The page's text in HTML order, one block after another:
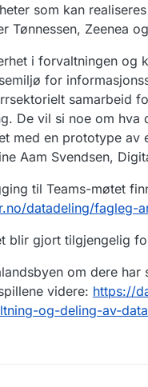
som kan
Tønnessen, Zeenea
i forvaltningen
for
samarbeid
De vil si noe om
med en prototype av
Aam Svendsen,
til Teams-møtet
datadeling/fagleg-
blir gjort tilgjengelig
om dere
videre: https://
og-deling-av-